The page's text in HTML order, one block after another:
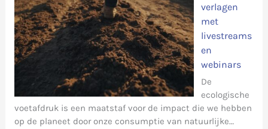
verlagen
met
livestreams
en
webinars
De
ecologische
voetafdruk is een maatstaf voor de impact die we hebben
op de planeet door onze consumptie van natuurlijke…